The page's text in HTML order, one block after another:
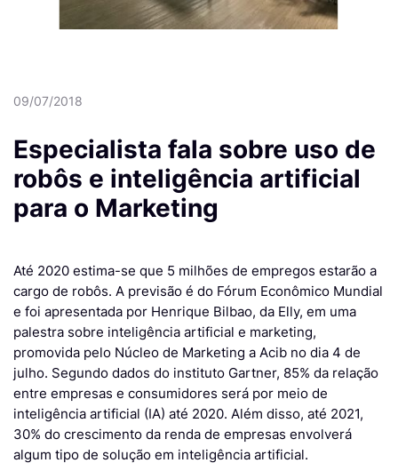
09/07/2018
Especialista fala sobre uso de
robôs e inteligência artificial
para o Marketing
Até 2020 estima-se que 5 milhões de empregos estarão a
cargo de robôs. A previsão é do Fórum Econômico Mundial
e foi apresentada por Henrique Bilbao, da Elly, em uma
palestra sobre inteligência artificial e marketing,
promovida pelo Núcleo de Marketing a Acib no dia 4 de
julho. Segundo dados do instituto Gartner, 85% da relação
entre empresas e consumidores será por meio de
inteligência artificial (IA) até 2020. Além disso, até 2021,
30% do crescimento da renda de empresas envolverá
algum tipo de solução em inteligência artificial.